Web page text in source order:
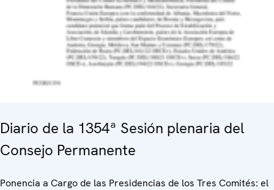
Diario de la 1354ª Sesión plenaria del
Consejo Permanente
Ponencia a Cargo de las Presidencias de los Tres Comités: el